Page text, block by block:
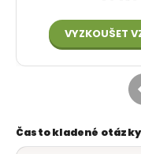
Často kladené otázky